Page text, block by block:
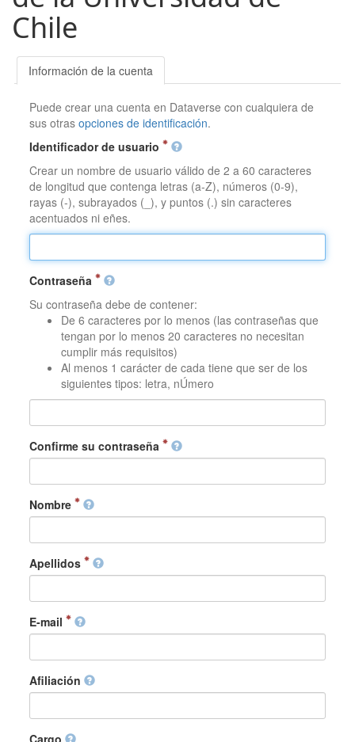
Chile
Información de la cuenta
Puede crear una cuenta en Dataverse con cualquiera de
sus otrasopciones de identificación.
Identificador de usuario
Crear un nombre de usuario válido de 2 a 60 caracteres
de longitud que contenga letras (a-Z), números (0-9),
rayas (-), subrayados (_), y puntos (.) sin caracteres
acentuados ni eñes.
Contraseña
Su contraseña debe de contener:
De 6 caracteres por lo menos (las contraseñas que
tengan por lo menos 20 caracteres no necesitan
cumplir más requisitos)
Al menos 1 carácter de cada tiene que ser de los
siguientes tipos: letra, nÚmero
Confirme su contraseña
Nombre
Apellidos
E-mail
Afiliación
Cargo